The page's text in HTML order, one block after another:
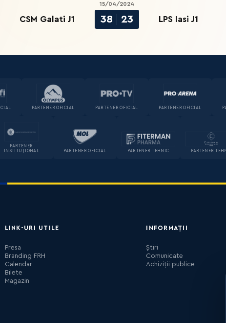
CSM Galati J1
15/04/2024
38 23 LPS Iasi J1
PARTENER OFICIAL PARTENER OFICIAL PARTENER OFICIAL
PARTENER
INSTITUȚIONAL
PARTENER OFICIAL PARTENER TEHNIC PARTENER
LINK-URI UTILE
Presa
Branding FRH
Calendar
Bilete
Magazin
INFORMAȚII
Știri
Comunicate
Achiziții publice